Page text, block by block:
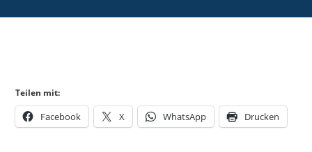
Teilen mit:
Facebook X WhatsApp Drucken